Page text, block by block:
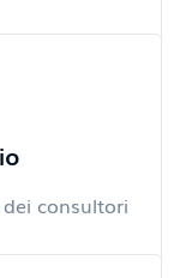
consultori